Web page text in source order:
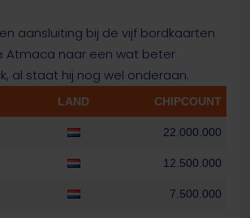
aansluiting bij de vijf bordkaarten
Atmaca naar een wat beter
al staat hij nog wel onderaan.
LAND CHIPCOUNT
22.000.000
12.500.000
7.500.000